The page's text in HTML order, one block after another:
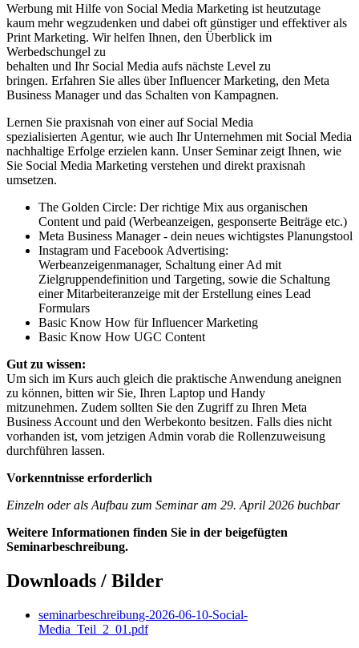
Werbung mit Hilfe von Social Media Marketing ist heutzutage
kaum mehr wegzudenken und dabei oft günstiger und effektiver als
Print Marketing. Wir helfen Ihnen, den Überblick im
Werbedschungel zu
behalten und Ihr Social Media aufs nächste Level zu
bringen. Erfahren Sie alles über Influencer Marketing, den Meta
Business Manager und das Schalten von Kampagnen.
Lernen Sie praxisnah von einer auf Social Media
spezialisierten Agentur, wie auch Ihr Unternehmen mit Social Media
nachhaltige Erfolge erzielen kann. Unser Seminar zeigt Ihnen, wie
Sie Social Media Marketing verstehen und direkt praxisnah
umsetzen.
The Golden Circle: Der richtige Mix aus organischen
Content und paid (Werbeanzeigen, gesponserte Beiträge etc.)
Meta Business Manager - dein neues wichtigstes Planungstool
Instagram und Facebook Advertising:
Werbeanzeigenmanager, Schaltung einer Ad mit
Zielgruppendefinition und Targeting, sowie die Schaltung
einer Mitarbeiteranzeige mit der Erstellung eines Lead
Formulars
Basic Know How für Influencer Marketing
Basic Know How UGC Content
Gut zu wissen:
Um sich im Kurs auch gleich die praktische Anwendung aneignen
zu können, bitten wir Sie, Ihren Laptop und Handy
mitzunehmen. Zudem sollten Sie den Zugriff zu Ihren Meta
Business Account und den Werbekonto besitzen. Falls dies nicht
vorhanden ist, vom jetzigen Admin vorab die Rollenzuweisung
durchführen lassen.
Vorkenntnisse erforderlich
Einzeln oder als Aufbau zum Seminar am 29. April 2026 buchbar
Weitere Informationen finden Sie in der beigefügten
Seminarbeschreibung.
Downloads / Bilder
seminarbeschreibung-2026-06-10-Social-
Media_Teil_2_01.pdf